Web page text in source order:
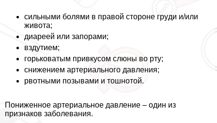
сильными болями в правой стороне гpyди и/или
живота;
диареей или запорами;
вздутием;
горьковатым привкусом слюны во рту;
снижением артериального давления;
рвотными позывами и тошнотой.
Пониженное артериальное давление – один из
признаков заболевания.